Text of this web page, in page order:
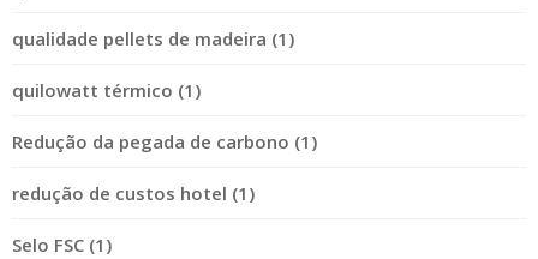
qualidade pellets de madeira (1)
quilowatt térmico (1)
Redução da pegada de carbono (1)
redução de custos hotel (1)
Selo FSC (1)